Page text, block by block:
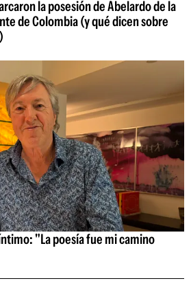
la posesión de Abelardo de la
de Colombia (y qué dicen sobre
"La poesía fue mi camino